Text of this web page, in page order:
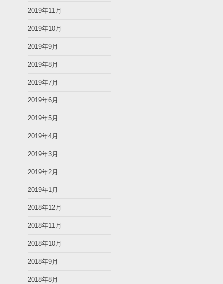
2019年11月
2019年10月
2019年9月
2019年8月
2019年7月
2019年6月
2019年5月
2019年4月
2019年3月
2019年2月
2019年1月
2018年12月
2018年11月
2018年10月
2018年9月
2018年8月